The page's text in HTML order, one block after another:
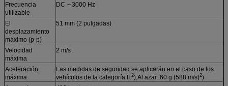
Frecuencia
utilizable
DC ∼3000 Hz
El
desplazamiento
máximo (p-p)
51 mm (2 pulgadas)
Velocidad
máxima
2 m/s
Aceleración
máxima
Las medidas de seguridad se aplicarán en el caso de los
vehículos de la categoría II.2);Al azar: 60 g (588 m/s)2)